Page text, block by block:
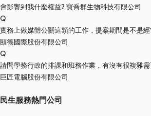
會影響到我什麼權益? 寶喬群生物科技有限公司
Q
實務上做媒體公關這類的工作，提案期間是不是
頤德國際股份有限公司
Q
請問學務行政的排課和班務作業，有沒有很複雜
巨匠電腦股份有限公司
民生服務熱門公司